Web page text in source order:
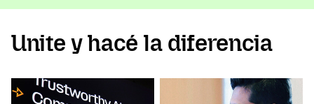
Unite y hacé la diferencia